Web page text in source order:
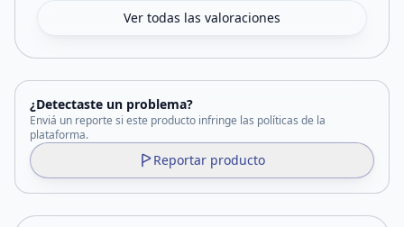
Ver todas las valoraciones
¿Detectaste un problema?
Enviá un reporte si este producto infringe las políticas de la
plataforma.
Reportar producto